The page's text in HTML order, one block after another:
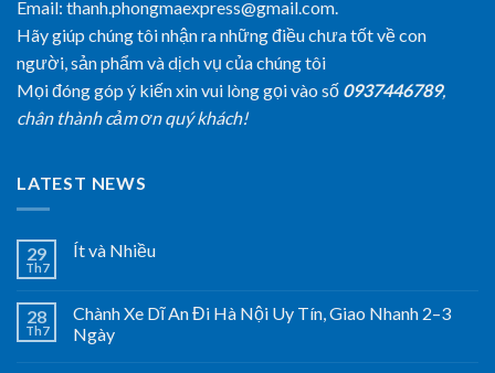
Email: thanh.phongmaexpress@gmail.com.
Hãy giúp chúng tôi nhận ra những điều chưa tốt về con
người, sản phẩm và dịch vụ của chúng tôi
Mọi đóng góp ý kiến xin vui lòng gọi vào số 0937446789,
chân thành cảm ơn quý khách!
LATEST NEWS
29
Th7
Ít và Nhiều
28
Th7
Chành Xe Dĩ An Đi Hà Nội Uy Tín, Giao Nhanh 2–3
Ngày